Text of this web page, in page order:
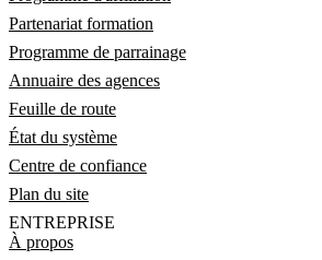
Partenariat formation
Programme de parrainage
Annuaire des agences
Feuille de route
État du système
Centre de confiance
Plan du site
ENTREPRISE
À propos